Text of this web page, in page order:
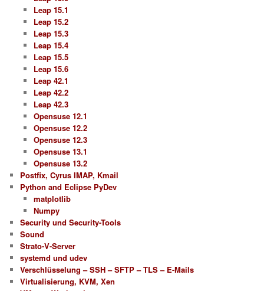
Leap 15.1
Leap 15.2
Leap 15.3
Leap 15.4
Leap 15.5
Leap 15.6
Leap 42.1
Leap 42.2
Leap 42.3
Opensuse 12.1
Opensuse 12.2
Opensuse 12.3
Opensuse 13.1
Opensuse 13.2
Postfix, Cyrus IMAP, Kmail
Python and Eclipse PyDev
matplotlib
Numpy
Security und Security-Tools
Sound
Strato-V-Server
systemd und udev
Verschlüsselung – SSH – SFTP – TLS – E-Mails
Virtualisierung, KVM, Xen